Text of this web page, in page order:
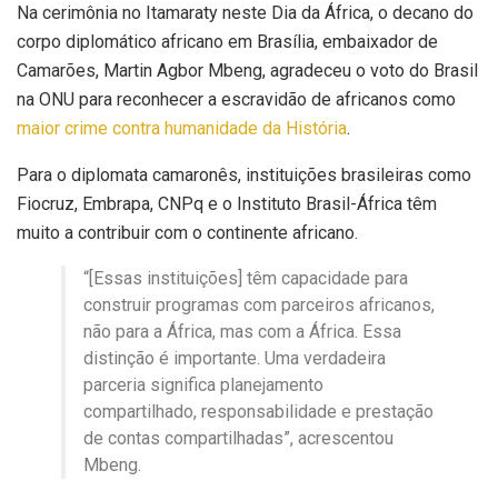
Na cerimônia no Itamaraty neste Dia da África, o decano do
corpo diplomático africano em Brasília, embaixador de
Camarões, Martin Agbor Mbeng, agradeceu o voto do Brasil
na ONU para reconhecer a escravidão de africanos como
maior crime contra humanidade da História.
Para o diplomata camaronês, instituições brasileiras como
Fiocruz, Embrapa, CNPq e o Instituto Brasil-África têm
muito a contribuir com o continente africano.
“[Essas instituições] têm capacidade para
construir programas com parceiros africanos,
não para a África, mas com a África. Essa
distinção é importante. Uma verdadeira
parceria significa planejamento
compartilhado, responsabilidade e prestação
de contas compartilhadas”, acrescentou
Mbeng.